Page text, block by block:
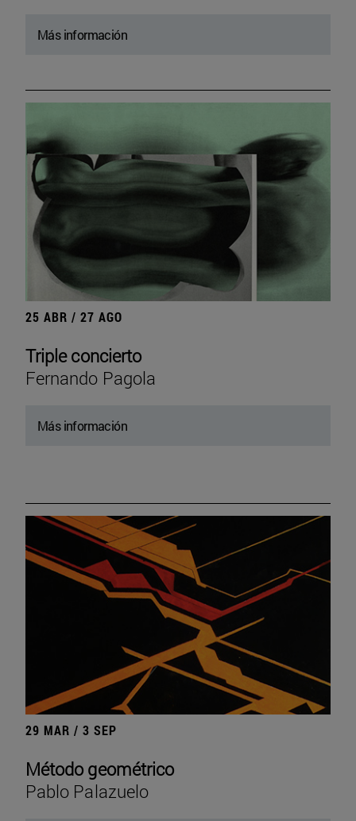
Más información
25 ABR / 27 AGO
Triple concierto
Fernando Pagola
Más información
29 MAR / 3 SEP
Método geométrico
Pablo Palazuelo